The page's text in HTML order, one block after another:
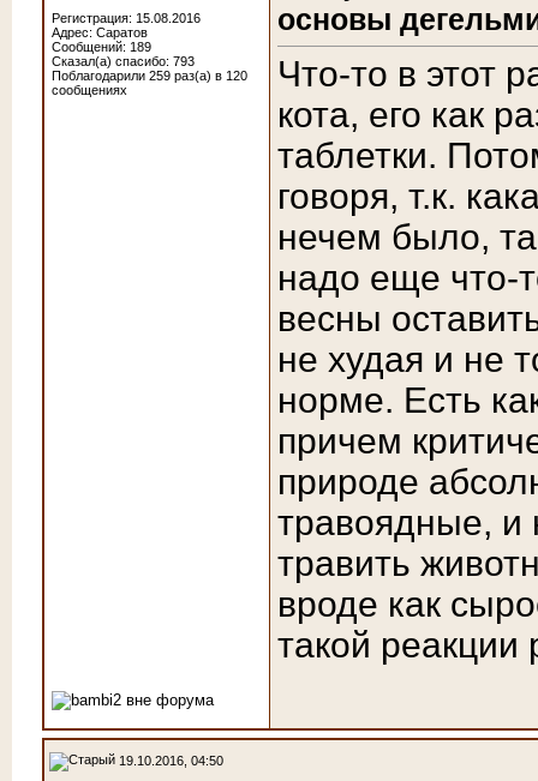
Регистрация: 15.08.2016
Адрес: Саратов
Сообщений: 189
Сказал(а) спасибо: 793
Поблагодарили 259 раз(а) в 120
сообщениях
основы
Что-то в этот
кота, его как
таблетки.
говоря, т.к.
нечем было,
надо еще что-
весны
не худая и не
норме. Есть
причем
природе
травоядные, и
травить
вроде как
такой реакции
19.10.2016, 04:50